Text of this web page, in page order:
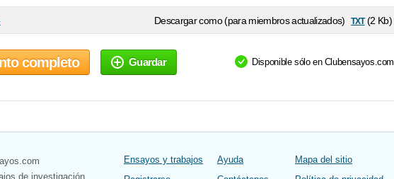
Descargar como (para miembros actualizados) txt(2 Kb)
completo Guardar Disponible sólo en Clubensayos.com
de investigación
Ensayos y trabajos
Ayuda
Mapa del sitio